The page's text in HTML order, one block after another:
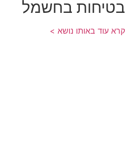
בטיחות בחשמל
קרא עוד באותו נושא >